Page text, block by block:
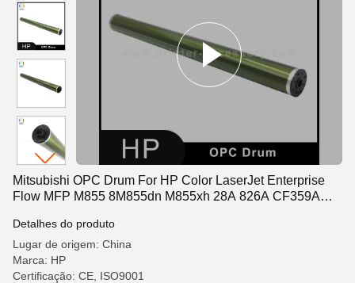
Mitsubishi OPC Drum For HP Color LaserJet Enterprise
Flow MFP M855 8M855dn M855xh 28A 826A CF359A
Detalhes do produto
Lugar de origem: China
Marca: HP
Certificação: CE, ISO9001